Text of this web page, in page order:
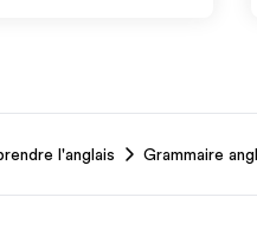
l'anglais Grammaire